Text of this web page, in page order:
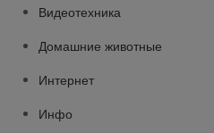
Видеотехника
Домашние животные
Интернет
Инфо